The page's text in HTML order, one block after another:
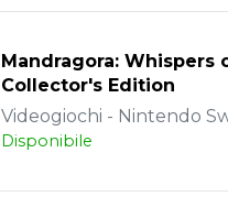
Mandragora: Whispers
Collector's Edition
Videogiochi - Nintendo
Disponibile